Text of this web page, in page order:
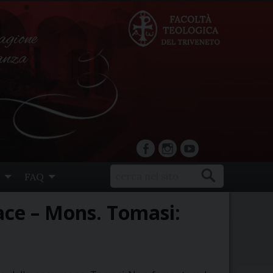
facebookInstagram
YouTube
FAQ
– Mons. Tomasi: